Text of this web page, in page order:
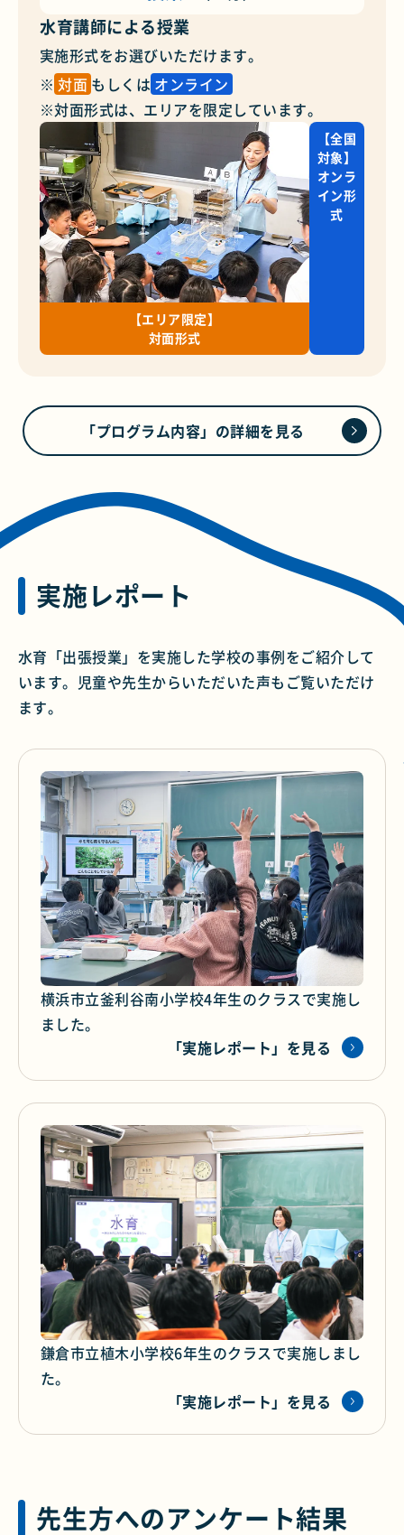
水育講師による授業
実施形式をお選びいただけます。
※ 対面 もしくは オンライン
※対面形式は、エリアを限定しています。
【エリア限定】
対面形式
【全国
対象】
オンラ
イン形
式
「プログラム内容」の詳細を見る
実施レポート
水育 「出張授業」を実施した学校の事例をご紹介して
います。児童や先生からいただいた声もご覧いただけ
ます。
横浜市立釜利谷南小学校4年生のクラスで実施し
ました。
「実施レポート」を見る
鎌倉市立植木小学校6年生のクラスで実施しまし
た。
「実施レポート」を見る
先生方へのアンケート結果